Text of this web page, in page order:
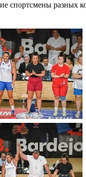
спортсмены разных